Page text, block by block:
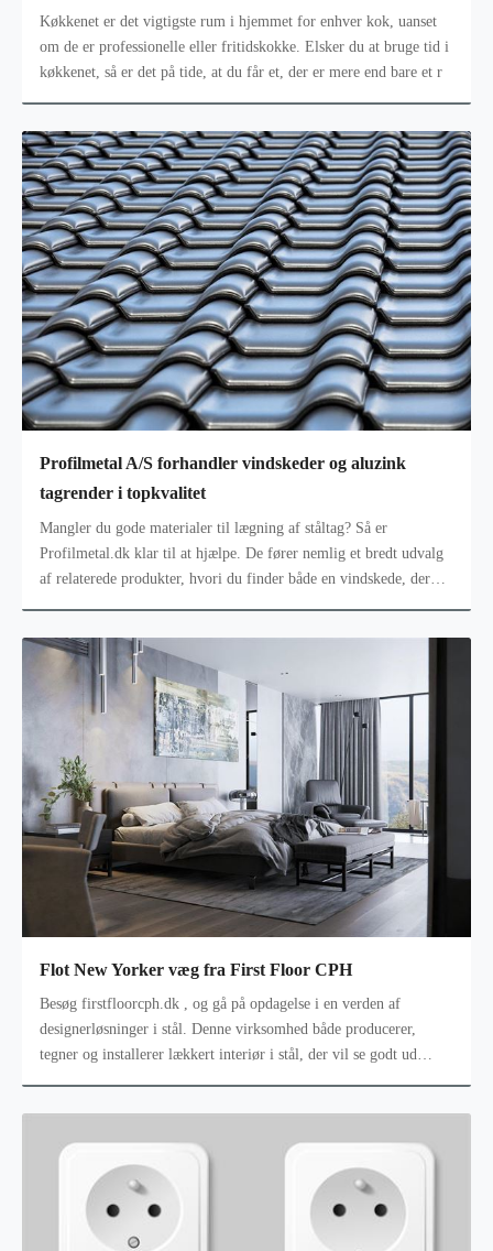
Køkkenet er det vigtigste rum i hjemmet for enhver kok, uanset
om de er professionelle eller fritidskokke. Elsker du at bruge tid i
køkkenet, så er det på tide, at du får et, der er mere end bare et r
Profilmetal A/S forhandler vindskeder og aluzink
tagrender i topkvalitet
Mangler du gode materialer til lægning af ståltag? Så er
Profilmetal.dk klar til at hjælpe. De fører nemlig et bredt udvalg
af relaterede produkter, hvori du finder både en vindskede, der
Flot New Yorker væg fra First Floor CPH
Besøg firstfloorcph.dk , og gå på opdagelse i en verden af
designerløsninger i stål. Denne virksomhed både producerer,
tegner og installerer lækkert interiør i stål, der vil se godt ud